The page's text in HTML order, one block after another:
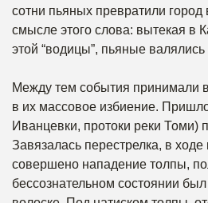
сотни пьяных превратили
смысле этого слова: вытекая в
этой “водицы”, пьяные валялись
Между тем события принимали
в их массовое избиение.
Иванцевки, протоки реки Томи)
Завязалась перестрелка, в
совершено нападение толпы,
бессознательном состоянии